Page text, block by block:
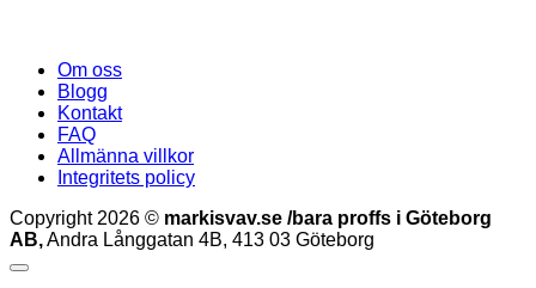
Om oss
Blogg
Kontakt
FAQ
Allmänna villkor
Integritets policy
Copyright 2026 © markisvav.se /bara proffs i Göteborg
AB,Andra Långgatan 4B, 413 03 Göteborg